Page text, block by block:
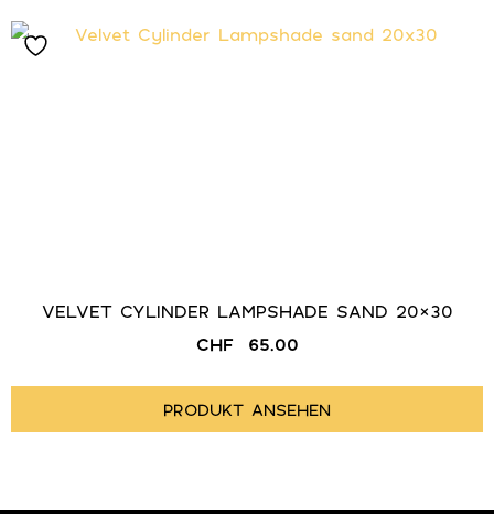
VELVET CYLINDER LAMPSHADE SAND 20×30
CHF
65.00
PRODUKT ANSEHEN